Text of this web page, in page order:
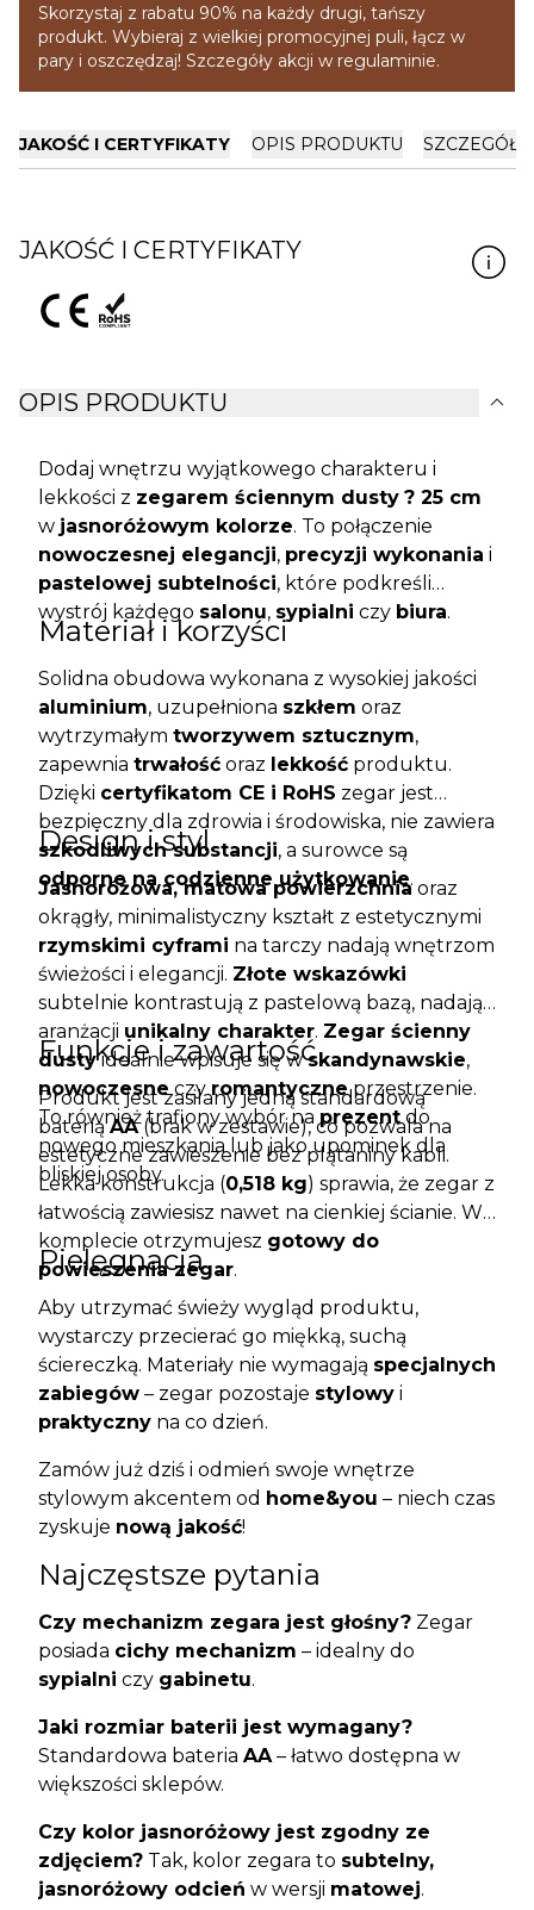
Skorzystaj z rabatu 90% na każdy drugi, tańszy
produkt. Wybieraj z wielkiej promocyjnej puli, łącz w
pary i oszczędzaj! Szczegóły akcji w regulaminie.
JAKOŚĆ I CERTYFIKATY OPIS PRODUKTU
JAKOŚĆ I CERTYFIKATY
OPIS PRODUKTU expand_more
Dodaj wnętrzu wyjątkowego charakteru i
lekkości z zegarem ściennym dusty ? 25 cm
w jasnoróżowym kolorze. To połączenie
nowoczesnej elegancji, precyzji wykonania i
pastelowej subtelności, które podkreśli
wystrój każdego salonu, sypialni czy biura.
Materiał i korzyści
Solidna obudowa wykonana z wysokiej jakości
aluminium, uzupełniona szkłem oraz
wytrzymałym tworzywem sztucznym,
zapewnia trwałość oraz lekkość produktu.
Dzięki certyfikatom CE i RoHS zegar jest
bezpieczny dla zdrowia i środowiska, nie zawiera
szkodliwych substancji, a surowce są
odporne na codzienne użytkowanie.
Design i styl
Jasnoróżowa, matowa powierzchnia oraz
okrągły, minimalistyczny kształt z estetycznymi
rzymskimi cyframi na tarczy nadają wnętrzom
świeżości i elegancji. Złote wskazówki
subtelnie kontrastują z pastelową bazą, nadając
aranżacji unikalny charakter. Zegar ścienny
dustyidealnie wpisuje się wskandynawskie,
nowoczesneczyromantyczneprzestrzenie.
To również trafiony wybór naprezentdo
nowego mieszkania lub jako upominek dla
bliskiej osoby.
Funkcje i zawartość
Produkt jest zasilany jedną standardową
bateriąAA(brak w zestawie), co pozwala na
estetyczne zawieszenie bez plątaniny kabli.
Lekka konstrukcja (0,518 kg) sprawia, że zegar z
łatwością zawiesisz nawet na cienkiej ścianie. W
komplecie otrzymujesz gotowy do
powieszenia zegar.
Pielęgnacja
Aby utrzymać świeży wygląd produktu,
wystarczy przecierać go miękką, suchą
ściereczką. Materiały nie wymagają specjalnych
zabiegów – zegar pozostaje stylowy i
praktyczny na co dzień.
Zamów już dziś i odmień swoje wnętrze
stylowym akcentem od home&you – niech czas
zyskuje nową jakość!
Najczęstsze pytania
Czy mechanizm zegara jest głośny? Zegar
posiada cichy mechanizm – idealny do
sypialni czy gabinetu.
Jaki rozmiar baterii jest wymagany?
Standardowa bateria AA– łatwo dostępna w
większości sklepów.
Czy kolor jasnoróżowy jest zgodny ze
zdjęciem? Tak, kolor zegara to subtelny,
jasnoróżowy odcień w wersji matowej.